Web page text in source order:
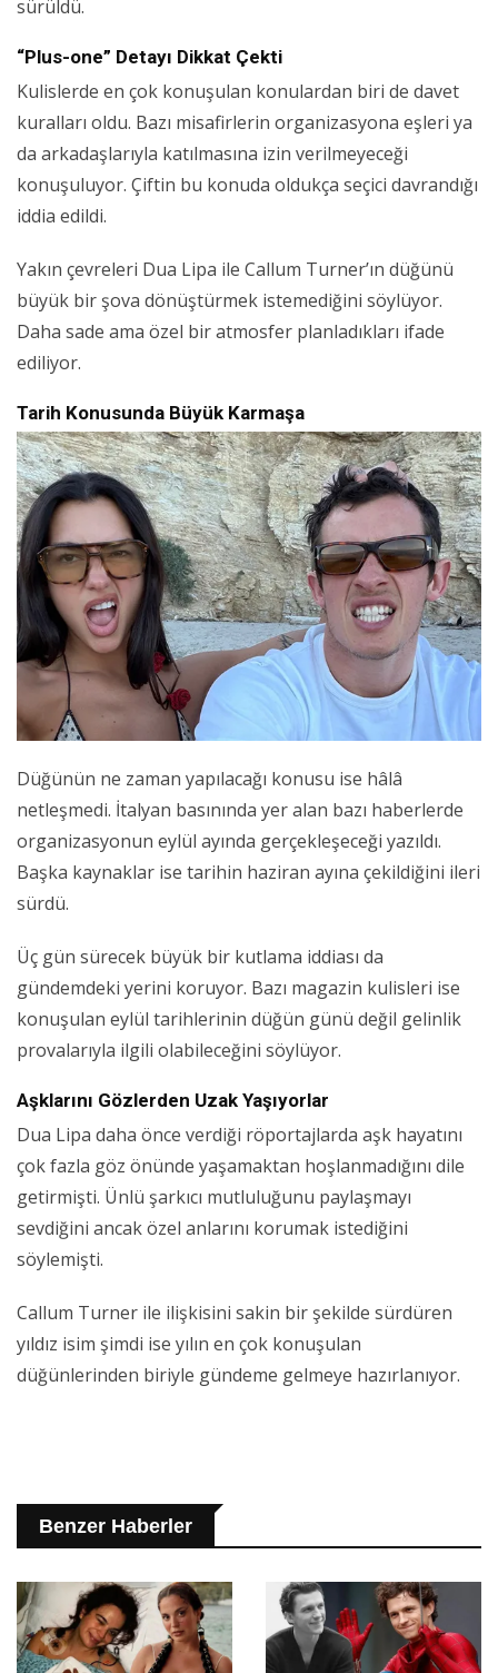
sürüldü.
“Plus-one” Detayı Dikkat Çekti
Kulislerde en çok konuşulan konulardan biri de davet
kuralları oldu. Bazı misafirlerin organizasyona eşleri ya
da arkadaşlarıyla katılmasına izin verilmeyeceği
konuşuluyor. Çiftin bu konuda oldukça seçici davrandığı
iddia edildi.
Yakın çevreleri Dua Lipa ile Callum Turner’ın düğünü
büyük bir şova dönüştürmek istemediğini söylüyor.
Daha sade ama özel bir atmosfer planladıkları ifade
ediliyor.
Tarih Konusunda Büyük Karmaşa
Düğünün ne zaman yapılacağı konusu ise hâlâ
netleşmedi. İtalyan basınında yer alan bazı haberlerde
organizasyonun eylül ayında gerçekleşeceği yazıldı.
Başka kaynaklar ise tarihin haziran ayına çekildiğini ileri
sürdü.
Üç gün sürecek büyük bir kutlama iddiası da
gündemdeki yerini koruyor. Bazı magazin kulisleri ise
konuşulan eylül tarihlerinin düğün günü değil gelinlik
provalarıyla ilgili olabileceğini söylüyor.
Aşklarını Gözlerden Uzak Yaşıyorlar
Dua Lipa daha önce verdiği röportajlarda aşk hayatını
çok fazla göz önünde yaşamaktan hoşlanmadığını dile
getirmişti. Ünlü şarkıcı mutluluğunu paylaşmayı
sevdiğini ancak özel anlarını korumak istediğini
söylemişti.
Callum Turner ile ilişkisini sakin bir şekilde sürdüren
yıldız isim şimdi ise yılın en çok konuşulan
düğünlerinden biriyle gündeme gelmeye hazırlanıyor.
Benzer Haberler